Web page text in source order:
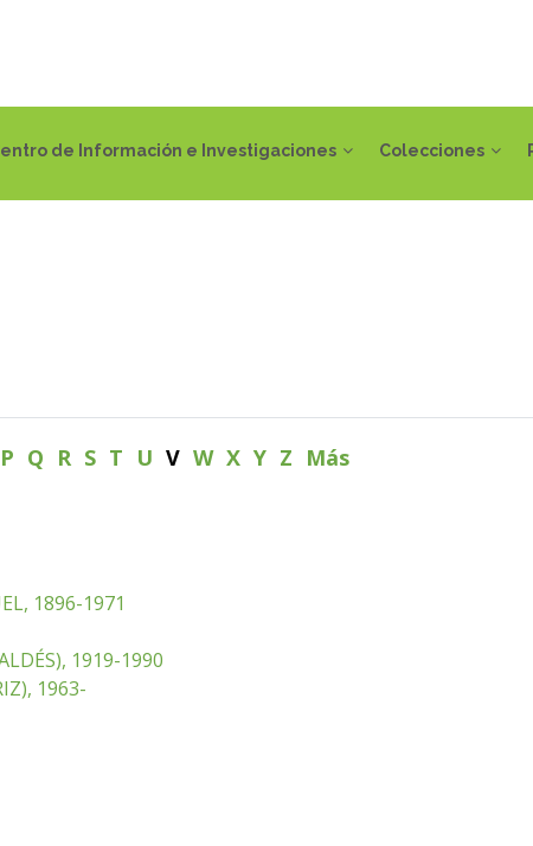
de Información e Investigaciones Colecciones
P Q R S T U V W X Y Z Más
1896-1971
1919-1990
1963-